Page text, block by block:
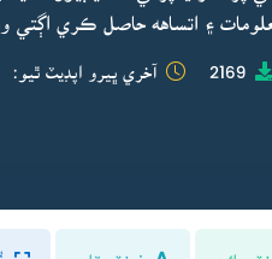
۽ اتساهه حاصل ڪري اڳتي
2169 آخري ڀيرو اپڊيٽ ٿيو: